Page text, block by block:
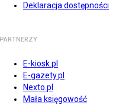
Deklaracja dostępności
PARTNERZY
E-kiosk.pl
E-gazety.pl
Nexto.pl
Mała księgowość